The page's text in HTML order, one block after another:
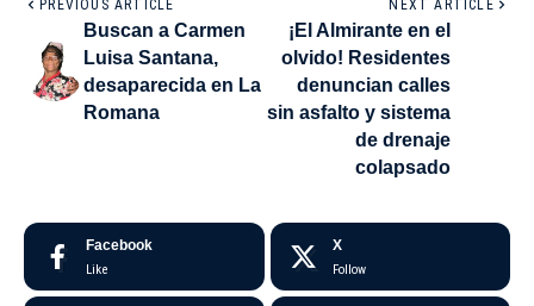
PREVIOUS ARTICLE
Buscan a Carmen
Luisa Santana,
desaparecida en La
Romana
NEXT ARTICLE
¡El Almirante en el
olvido! Residentes
denuncian calles
sin asfalto y sistema
de drenaje
colapsado
Facebook
Like
X
Follow